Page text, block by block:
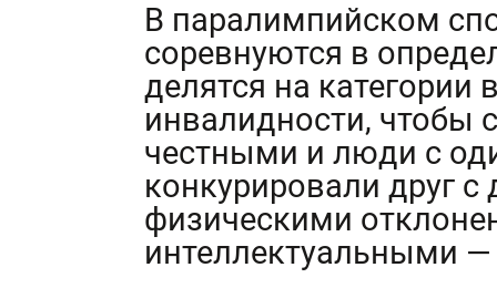
В паралимпийском
соревнуются в
делятся на категории
инвалидности, чтобы
честными и люди с
конкурировали друг
физическими
интеллектуальными